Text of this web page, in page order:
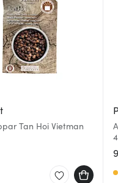
Tan Hoi Vietman